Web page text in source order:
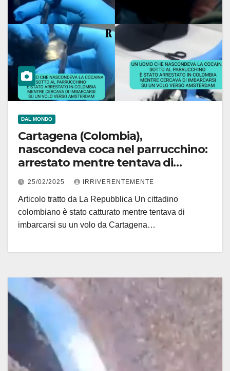
DAL MONDO
Cartagena (Colombia),
nascondeva coca nel parrucchino:
arrestato mentre tentava di
imbarcarsi
25/02/2025 IRRIVERENTEMENTE
Articolo tratto da La Repubblica Un cittadino
colombiano è stato catturato mentre tentava di
imbarcarsi su un volo da Cartagena…